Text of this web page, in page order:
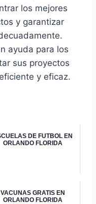
los mejores
y garantizar
ayuda para los
sus proyectos
y eficaz.
DE FUTBOL EN
ORLANDO FLORIDA
VACUNAS GRATIS EN
ORLANDO FLORIDA